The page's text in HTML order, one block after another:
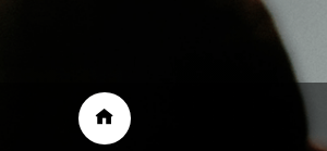
HOME